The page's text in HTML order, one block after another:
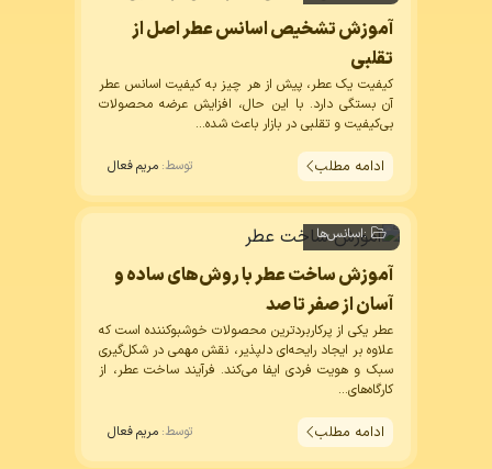
آموزش تشخیص اسانس عطر اصل از
تقلبی
کیفیت یک عطر، پیش از هر چیز به کیفیت اسانس عطر
آن بستگی دارد. با این حال، افزایش عرضه محصولات
بی‌کیفیت و تقلبی در بازار باعث شده...
ادامه مطلب توسط: مریم فعال
:اسانس‌ها
آموزش ساخت عطر با روش‌های ساده و
آسان از صفر تا صد
عطر یکی از پرکاربردترین محصولات خوشبوکننده است که
علاوه بر ایجاد رایحه‌ای دلپذیر، نقش مهمی در شکل‌گیری
سبک و هویت فردی ایفا می‌کند. فرآیند ساخت عطر، از
کارگاه‌های...
ادامه مطلب توسط: مریم فعال